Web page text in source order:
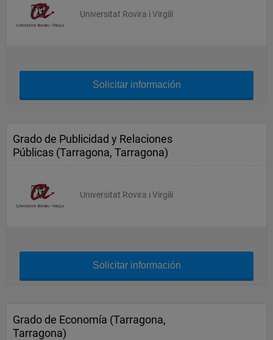
Universitat Rovira i Virgili
Solicitar información
Grado de Publicidad y Relaciones
Públicas (Tarragona, Tarragona)
Universitat Rovira i Virgili
Solicitar información
Grado de Economía (Tarragona,
Tarragona)